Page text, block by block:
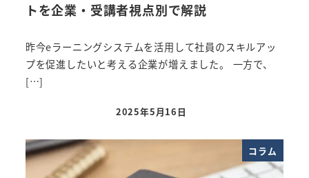
トを企業・受講者視点別で解説
昨今eラーニングシステムを活用して社員のスキルアッ
プを促進したいと考える企業が増えました。 一方で、
[…]
投稿日
2025年5月16日
コラム